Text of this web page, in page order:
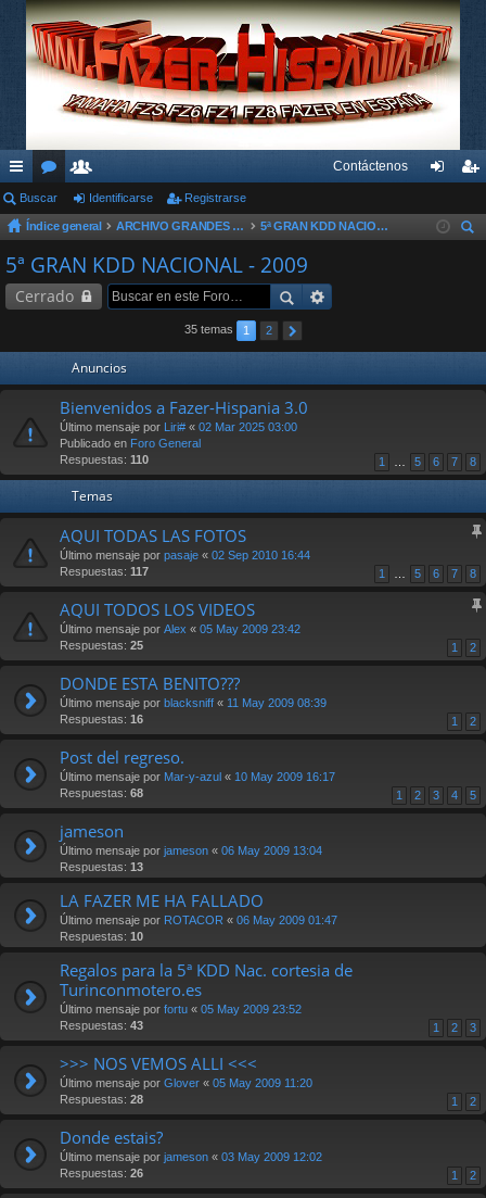
nl
ac
es
rá
or
os
su
ari
os
Contáctenos
nti ist
Buscar Identificarse Registrarse
Índice general ARCHIVO GRANDES KDD´s Y OTROS EVENTOS
5ª GRAN KDD NACIONAL - 2009
5ª GRAN KDD NACIONAL - 2009
Cerrado
35 temas 1 2
Anuncios
Bienvenidos a Fazer-Hispania 3.0
Último mensaje por Liri# « 02 Mar 2025 03:00
Publicado en Foro General
Respuestas: 110 1 5 6 7 8
Temas
AQUI TODAS LAS FOTOS
Último mensaje por pasaje « 02 Sep 2010 16:44
Respuestas: 117 1 5 6 7 8
AQUI TODOS LOS VIDEOS
Último mensaje por Alex « 05 May 2009 23:42
Respuestas: 25 1 2
DONDE ESTA BENITO???
Último mensaje por blacksniff « 11 May 2009 08:39
Respuestas: 16 1 2
Post del regreso.
Último mensaje por Mar-y-azul « 10 May 2009 16:17
Respuestas: 68 1 2 3 4 5
jameson
Último mensaje por jameson « 06 May 2009 13:04
Respuestas: 13
LA FAZER ME HA FALLADO
Último mensaje por ROTACOR « 06 May 2009 01:47
Respuestas: 10
Regalos para la 5ª KDD Nac. cortesia de
Turinconmotero.es
Último mensaje por fortu « 05 May 2009 23:52
Respuestas: 43 1 2 3
>>> NOS VEMOS ALLI <<<
Último mensaje por Glover « 05 May 2009 11:20
Respuestas: 28 1 2
Donde estais?
Último mensaje por jameson « 03 May 2009 12:02
Respuestas: 26 1 2